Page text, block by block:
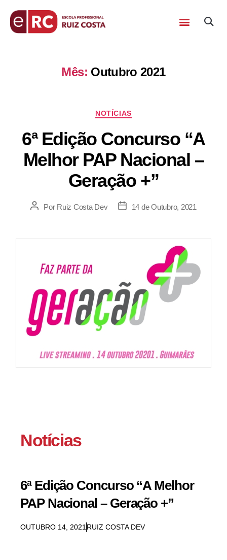
Mês: Outubro 2021
NOTÍCIAS
6ª Edição Concurso “A
Melhor PAP Nacional –
Geração +”
Por Ruiz Costa Dev 14 de Outubro, 2021
Notícias
6ª Edição Concurso “A Melhor
PAP Nacional – Geração +”
OUTUBRO 14, 2021 RUIZ COSTA DEV